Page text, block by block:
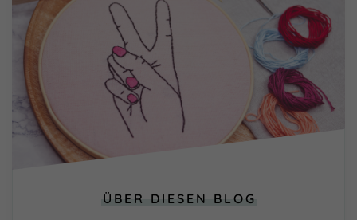
ÜBER DIESEN BLOG